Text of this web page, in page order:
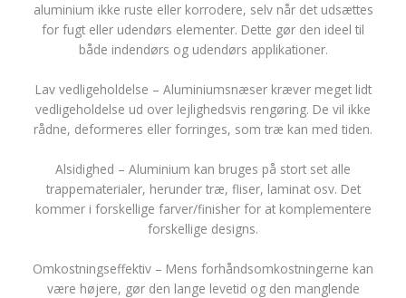
aluminium ikke ruste eller korrodere, selv når det udsættes
for fugt eller udendørs elementer. Dette gør den ideel til
både indendørs og udendørs applikationer.
Lav vedligeholdelse – Aluminiumsnæser kræver meget lidt
vedligeholdelse ud over lejlighedsvis rengøring. De vil ikke
rådne, deformeres eller forringes, som træ kan med tiden.
Alsidighed – Aluminium kan bruges på stort set alle
trappematerialer, herunder træ, fliser, laminat osv. Det
kommer i forskellige farver/finisher for at komplementere
forskellige designs.
Omkostningseffektiv – Mens forhåndsomkostningerne kan
være højere, gør den lange levetid og den manglende